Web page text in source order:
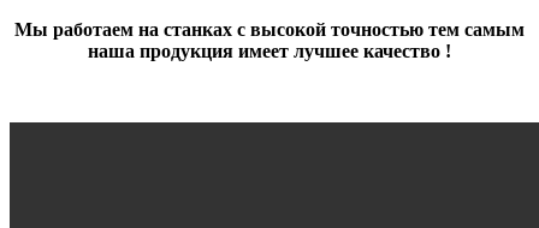
Мы работаем на станках с высокой точностью тем самым
наша продукция имеет лучшее качество !